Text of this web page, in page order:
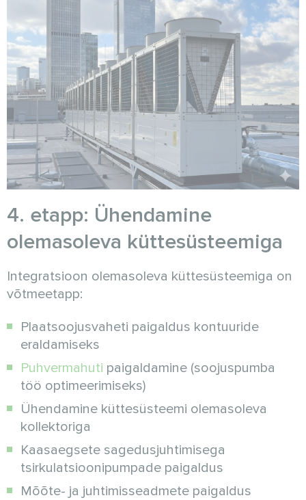
4. etapp: Ühendamine
olemasoleva küttesüsteemiga
Integratsioon olemasoleva küttesüsteemiga on
võtmeetapp:
Plaatsoojusvaheti paigaldus kontuuride
eraldamiseks
Puhvermahuti paigaldamine (soojuspumba
töö optimeerimiseks)
Ühendamine küttesüsteemi olemasoleva
kollektoriga
Kaasaegsete sagedusjuhtimisega
tsirkulatsioonipumpade paigaldus
Mõõte- ja juhtimisseadmete paigaldus